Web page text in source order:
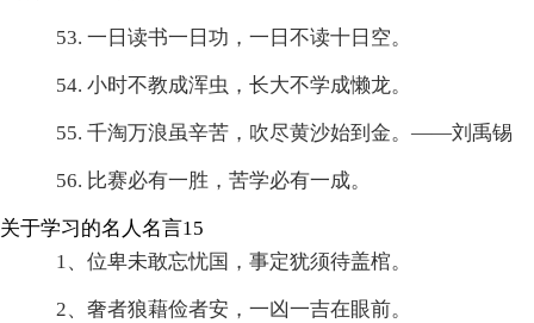
53. 一日读书一日功，一日不读十日空。
54. 小时不教成浑虫，长大不学成懒龙。
55. 千淘万浪虽辛苦，吹尽黄沙始到金。——刘禹锡
56. 比赛必有一胜，苦学必有一成。
关于学习的名人名言15
1、位卑未敢忘忧国，事定犹须待盖棺。
2、奢者狼藉俭者安，一凶一吉在眼前。